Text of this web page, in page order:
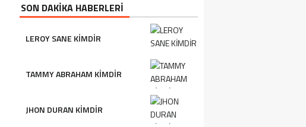
SON DAKİKA HABERLERİ
LEROY SANE KIMDIR
TAMMY ABRAHAM KIMDIR
JHON DURAN KIMDIR